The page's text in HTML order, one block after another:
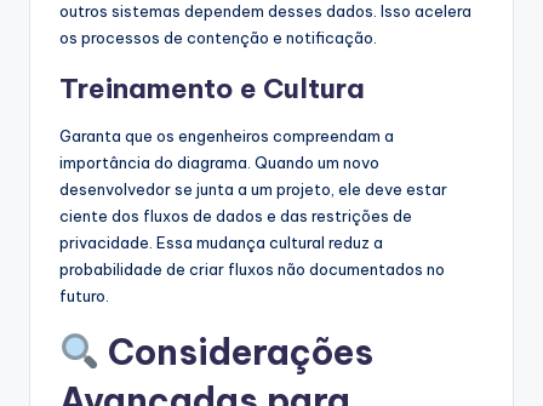
outros sistemas dependem desses dados. Isso acelera
os processos de contenção e notificação.
Treinamento e Cultura
Garanta que os engenheiros compreendam a
importância do diagrama. Quando um novo
desenvolvedor se junta a um projeto, ele deve estar
ciente dos fluxos de dados e das restrições de
privacidade. Essa mudança cultural reduz a
probabilidade de criar fluxos não documentados no
futuro.
Considerações